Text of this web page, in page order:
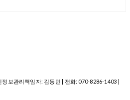
보관리책임자: 김동민 | 전화: 070-8286-1403 |